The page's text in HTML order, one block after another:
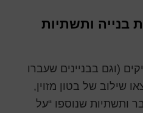
בנייה ותשתיות
(וגם בבניינים שעברו
שילוב של בטון מזוין,
ותשתיות שנוספו “על